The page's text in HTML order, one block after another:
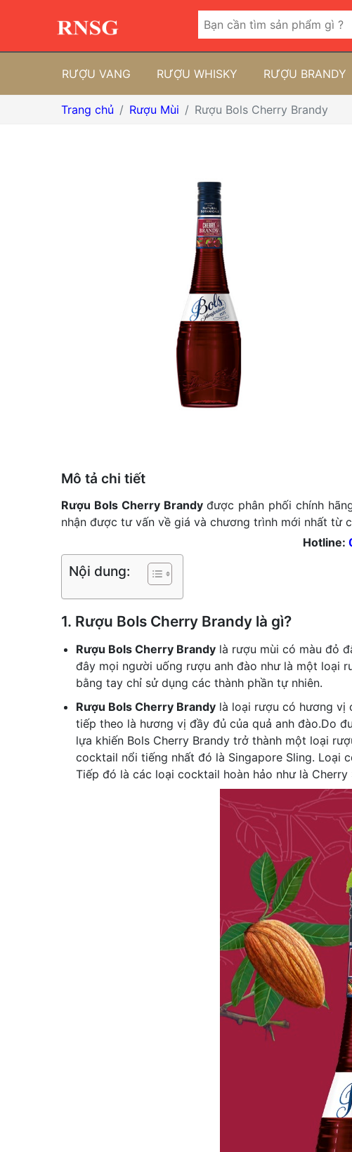
RƯỢU VANG RƯỢU WHISKY RƯỢU BRANDY
Trang chủ Rượu Mùi Rượu Bols Cherry Brandy
Mô tả chi tiết
Rượu Bols Cherry Brandy được phân phối chính
nhận được tư vấn về giá và chương trình mới nhất từ
Hotline:
Nội dung:
1. Rượu Bols Cherry Brandy là gì?
Rượu Bols Cherry Brandylà rượu mùi có màu đỏ
đây mọi người uống rượu anh đào như là một loại
bằng tay chỉ sử dụng các thành phần tự nhiên.
Rượu Bols Cherry Brandylà loại rượu có hương vị
tiếp theo là hương vị đầy đủ của quả anh đào.Do
lựa khiến Bols Cherry Brandy trở thành một loại
cocktail nổi tiếng nhất đó là Singapore Sling. Loại
Tiếp đó là các loại cocktail hoàn hảo như là Cherry